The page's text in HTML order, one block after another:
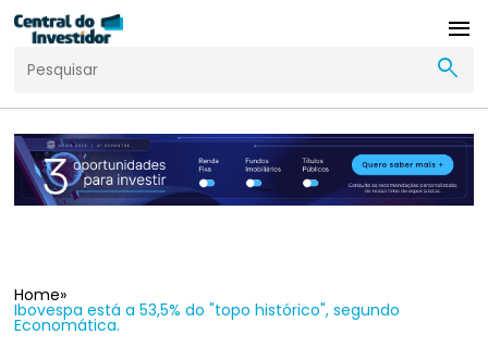
menu
search
Home»
Ibovespa está a 53,5% do "topo histórico", segundo
Economática.